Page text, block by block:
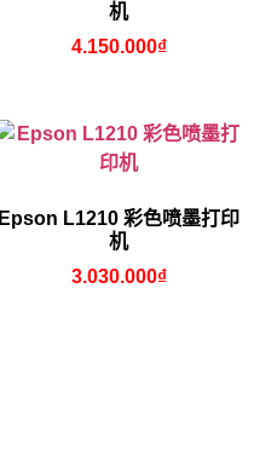
机
4.150.000₫
Epson L1210 彩色喷墨打印
机
3.030.000₫